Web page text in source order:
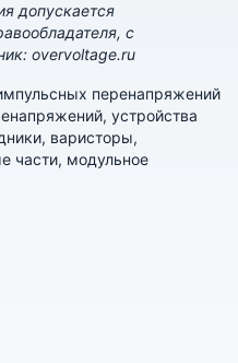
допускается
с
overvoltage.ru
перенапряжений
устройства
варисторы,
части, модульное